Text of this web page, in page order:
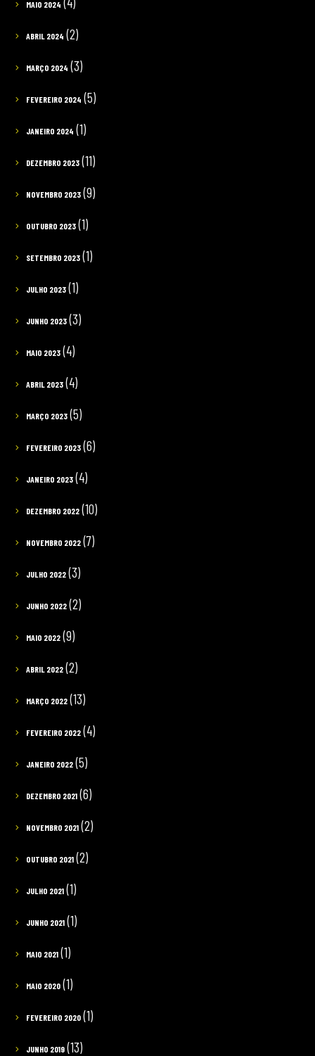
MAIO 2024
ABRIL 2024 (2)
MARÇO 2024 (3)
FEVEREIRO 2024 (5)
JANEIRO 2024 (1)
DEZEMBRO 2023(11)
NOVEMBRO 2023(9)
OUTUBRO 2023(1)
SETEMBRO 2023(1)
JULHO 2023(1)
JUNHO 2023(3)
MAIO 2023(4)
ABRIL 2023(4)
MARÇO 2023(5)
FEVEREIRO 2023(6)
JANEIRO 2023(4)
DEZEMBRO 2022(10)
NOVEMBRO 2022(7)
JULHO 2022(3)
JUNHO 2022(2)
MAIO 2022(9)
ABRIL 2022(2)
MARÇO 2022(13)
FEVEREIRO 2022(4)
JANEIRO 2022(5)
DEZEMBRO 2021(6)
NOVEMBRO 2021(2)
OUTUBRO 2021(2)
JULHO 2021(1)
JUNHO 2021(1)
MAIO 2021(1)
MAIO 2020(1)
FEVEREIRO 2020(1)
JUNHO 2019(13)